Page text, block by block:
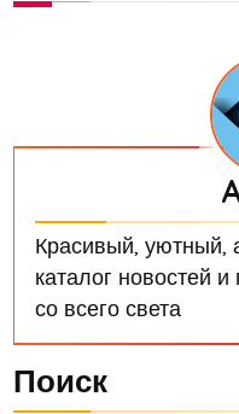
Красивый, уютный,
каталог новостей
со всего света
Поиск